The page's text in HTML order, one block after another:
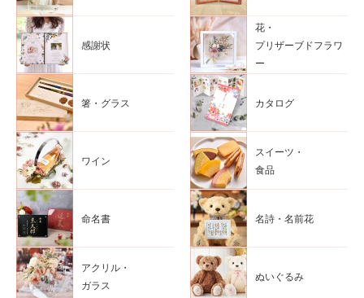
感謝状
花・
プリザーブドフラワ
ー
箸・グラス カタログ
ワイン
スイーツ・
食品
命名書 名詩・名前花
アクリル・
ガラス
ぬいぐるみ